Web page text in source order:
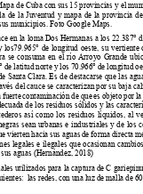
en la loma Dos Hermanas a los 22.387°
los79.965° de longitud oeste, su vertiente
se consuma en el río Arroyo Grande
de latitud norte y los 70.966° de longitud
Santa Clara. Es de destacarse que las
del cauce se caracterizan por su baja
fuerte contaminación de que es objeto por
de los residuos sólidos y las
así como los residuos líquidos, al
sean urbanas e industriales y de los
vierten hacia sus aguas de forma directa
legales e ilegales que ocasionan
aguas (Hernández, 2018)
utilizados para la captura de C
las redes, con una luz de malla de
de Cuba con sus 15 provincias y el
de la Juventud y mapa de la provincia
municipios. Foto Google Maps.